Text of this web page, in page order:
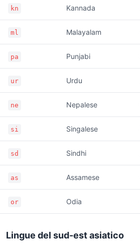
kn Kannada
ml Malayalam
pa Punjabi
ur Urdu
ne Nepalese
si Singalese
sd Sindhi
as Assamese
or Odia
Lingue del sud-est asiatico